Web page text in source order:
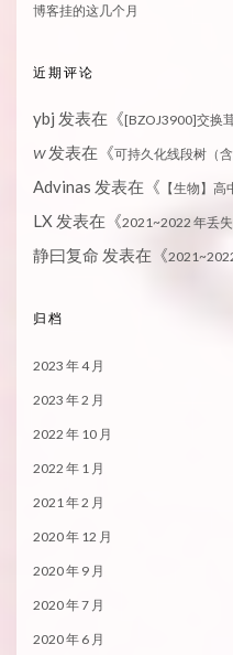
博客挂的这几个月
近期评论
ybj 发表在《[BZOJ3900]交换
W发表在《可持久化线段树（
Advinas 发表在《 【生物】
LX 发表在《2021~2022 年丢
静曰复命 发表在《
归档
2023 年 4 月
2023 年 2 月
2022 年 10 月
2022 年 1 月
2021 年 2 月
2020 年 12 月
2020 年 9 月
2020 年 7 月
2020 年 6 月